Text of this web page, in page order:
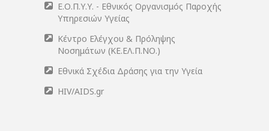
Ε.Ο.Π.Υ.Υ. - Εθνικός Οργανισμός Παροχής
Υπηρεσιών Υγείας
Κέντρο Ελέγχου & Πρόληψης
Νοσημάτων (ΚΕ.ΕΛ.Π.ΝΟ.)
Εθνικά Σχέδια Δράσης για την Υγεία
HIV/AIDS.gr